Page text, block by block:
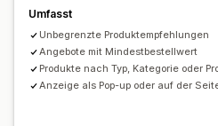
Umfasst
Unbegrenzte Produktempfehlungen
Angebote mit Mindestbestellwert
Produkte nach Typ, Kategorie oder
Anzeige als Pop-up oder auf der